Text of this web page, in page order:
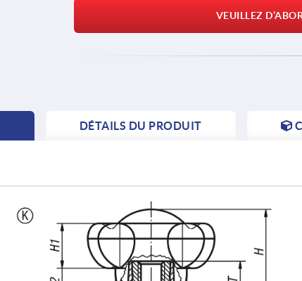
VEUILLEZ
DÉTAILS DU PRODUIT